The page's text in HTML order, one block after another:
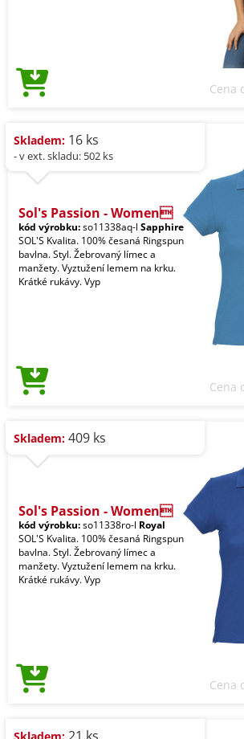
Cena
Skladem: 16 ks
- v ext. skladu: 502 ks
Sol's Passion - Women
kód výrobku:so11338aq-l Sapphire
SOL'S Kvalita. 100% česaná Ringspun
bavlna. Styl. Žebrovaný límec a
manžety. Vyztužení lemem na krku.
Krátké rukávy. Vyp
Cena
Skladem: 409 ks
Sol's Passion - Women
kód výrobku:so11338ro-l Royal
SOL'S Kvalita. 100% česaná Ringspun
bavlna. Styl. Žebrovaný límec a
manžety. Vyztužení lemem na krku.
Krátké rukávy. Vyp
Cena
Skladem: 21 ks